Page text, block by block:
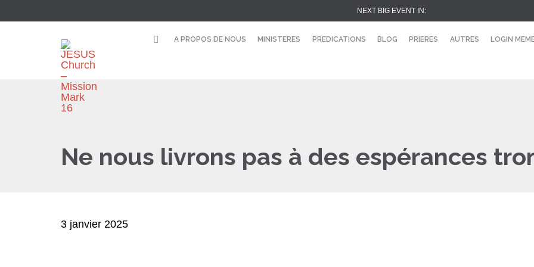
NEXT BIG EVENT IN:
A PROPOS DE NOUS MINISTERES PREDICATIONS BLOG PRIERES AUTRES LOGIN
Ne nous livrons pas à des espérances
3 janvier 2025